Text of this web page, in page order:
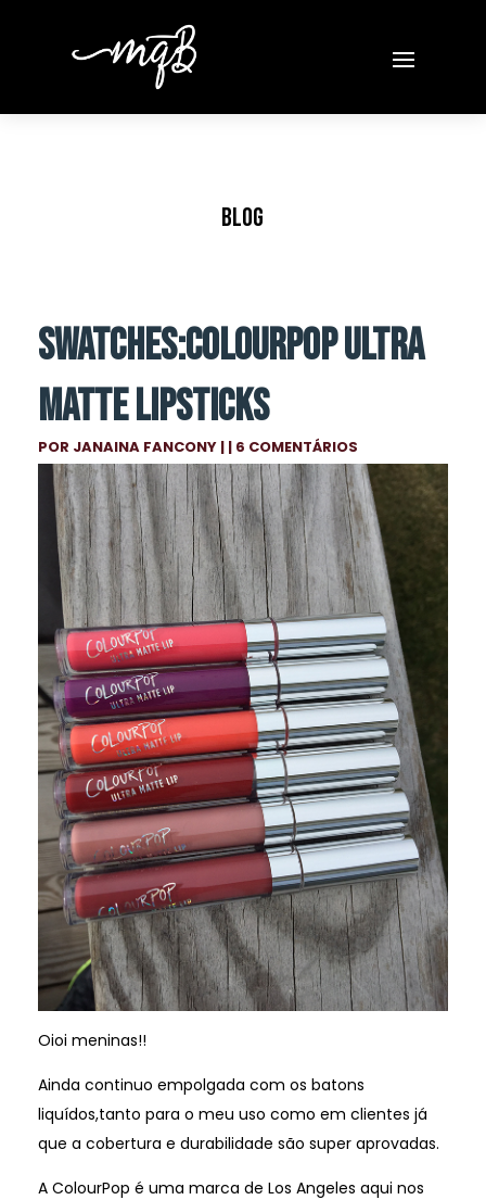
BLOG
SWATCHES:COLOURPOP ULTRA
MATTE LIPSTICKS
POR JANAINA FANCONY | | 6 COMENTÁRIOS
Oioi meninas!!
Ainda continuo empolgada com os batons
liquídos,tanto para o meu uso como em clientes já
que a cobertura e durabilidade são super aprovadas.
A ColourPop é uma marca de Los Angeles aqui nos